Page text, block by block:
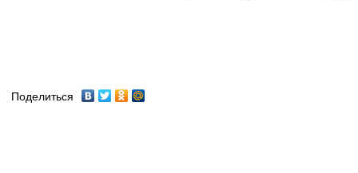
Поделиться